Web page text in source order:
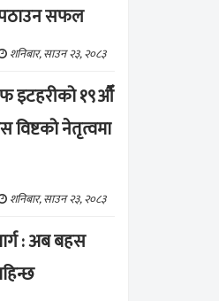
पठाउन सफल
शनिबार, साउन २३, २०८३
इटहरीको १९औँ
विष्टको नेतृत्वमा
शनिबार, साउन २३, २०८३
: अब बहस